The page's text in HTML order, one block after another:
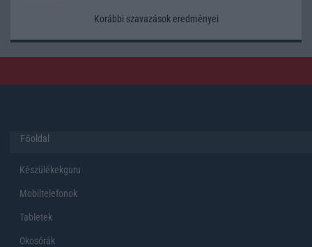
Korábbi szavazások eredményei
Főoldal
Készülékekguru
Mobiltelefonok
Tabletek
Okosórák